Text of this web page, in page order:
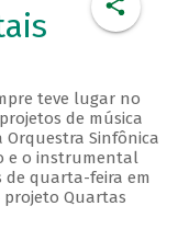
teve lugar no
de música
Orquestra Sinfônica
e o instrumental
quarta-feira em
Quartas